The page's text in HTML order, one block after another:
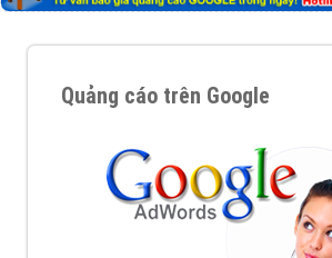
Quảng cáo trên Google